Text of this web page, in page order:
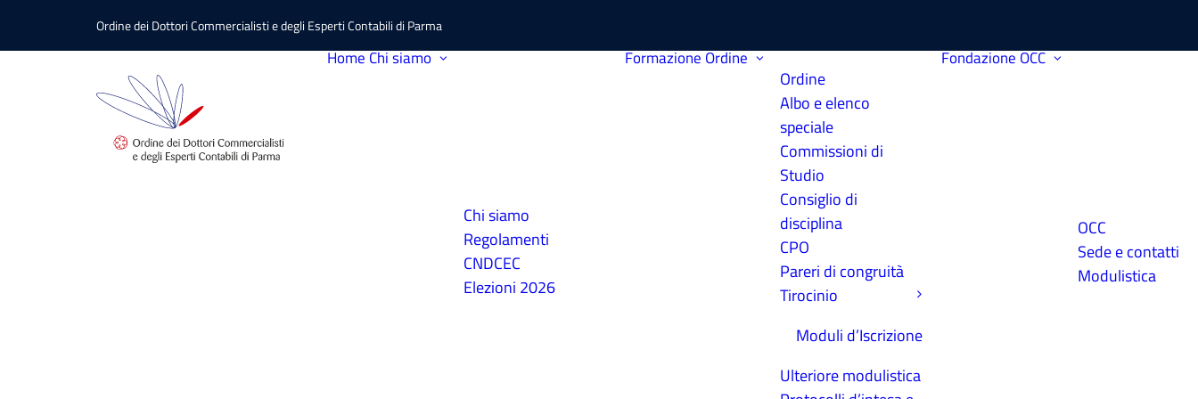
Ordine dei Dottori Commercialisti e degli Esperti Contabili di Parma
HomeChi siamo
Chi siamo
Regolamenti
CNDCEC
Elezioni 2026
FormazioneOrdine
Ordine
Albo e elenco
speciale
Commissioni di
Studio
Consiglio di
disciplina
CPO
Pareri di congruità
Tirocinio
Moduli d’Iscrizione
Ulteriore modulistica
FondazioneOCC
OCC
Sede e contatti
Modulistica